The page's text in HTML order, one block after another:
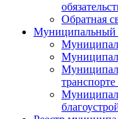
Обратная
Муниципальный